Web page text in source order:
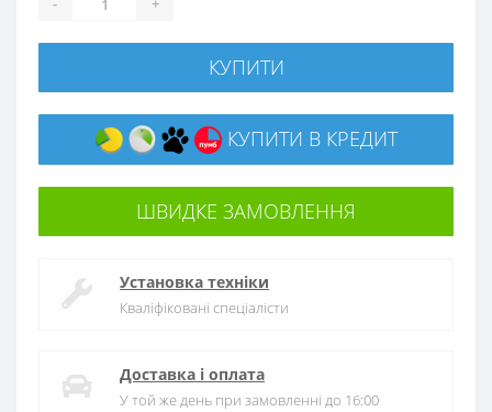
КУПИТИ
КУПИТИ В КРЕДИТ
ШВИДКЕ ЗАМОВЛЕННЯ
Установка техніки
Кваліфіковані спеціалісти
Доставка і оплата
У той же день при замовленні до 16:00